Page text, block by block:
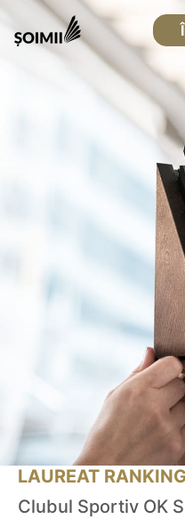
LAUREAT
Clubul Sportiv OK